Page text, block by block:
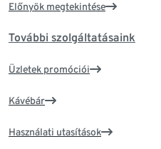
Előnyök megtekintése
További szolgáltatásaink
Üzletek promóciói
Kávébár
Használati utasítások